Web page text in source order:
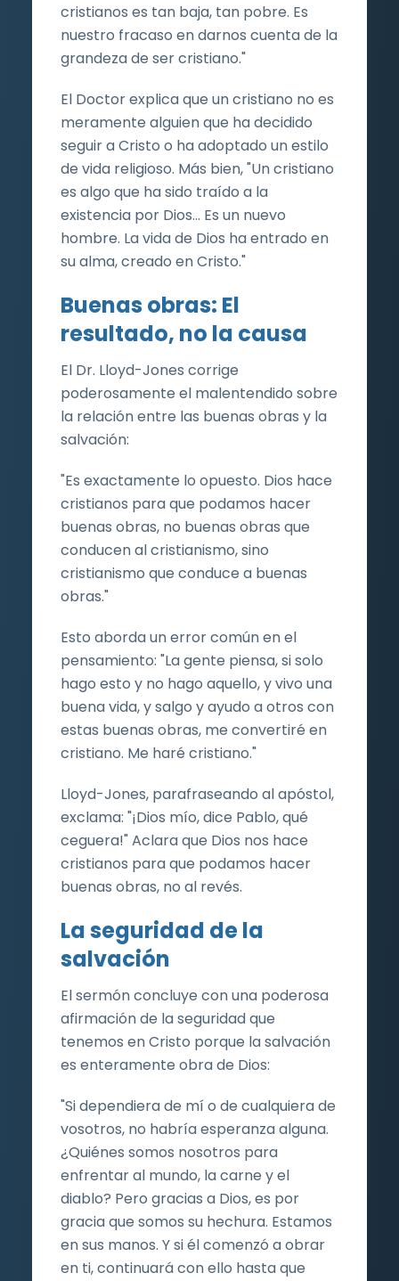
cristianos es tan baja, tan pobre. Es
nuestro fracaso en darnos cuenta de la
grandeza de ser cristiano."
El Doctor explica que un cristiano no es
meramente alguien que ha decidido
seguir a Cristo o ha adoptado un estilo
de vida religioso. Más bien, "Un cristiano
es algo que ha sido traído a la
existencia por Dios... Es un nuevo
hombre. La vida de Dios ha entrado en
su alma, creado en Cristo."
Buenas obras: El
resultado, no la causa
El Dr. Lloyd-Jones corrige
poderosamente el malentendido sobre
la relación entre las buenas obras y la
salvación:
"Es exactamente lo opuesto. Dios hace
cristianos para que podamos hacer
buenas obras, no buenas obras que
conducen al cristianismo, sino
cristianismo que conduce a buenas
obras."
Esto aborda un error común en el
pensamiento: "La gente piensa, si solo
hago esto y no hago aquello, y vivo una
buena vida, y salgo y ayudo a otros con
estas buenas obras, me convertiré en
cristiano. Me haré cristiano."
Lloyd-Jones, parafraseando al apóstol,
exclama: "¡Dios mío, dice Pablo, qué
ceguera!" Aclara que Dios nos hace
cristianos para que podamos hacer
buenas obras, no al revés.
La seguridad de la
salvación
El sermón concluye con una poderosa
afirmación de la seguridad que
tenemos en Cristo porque la salvación
es enteramente obra de Dios:
"Si dependiera de mí o de cualquiera de
vosotros, no habría esperanza alguna.
¿Quiénes somos nosotros para
enfrentar al mundo, la carne y el
diablo? Pero gracias a Dios, es por
gracia que somos su hechura. Estamos
en sus manos. Y si él comenzó a obrar
en ti, continuará con ello hasta que